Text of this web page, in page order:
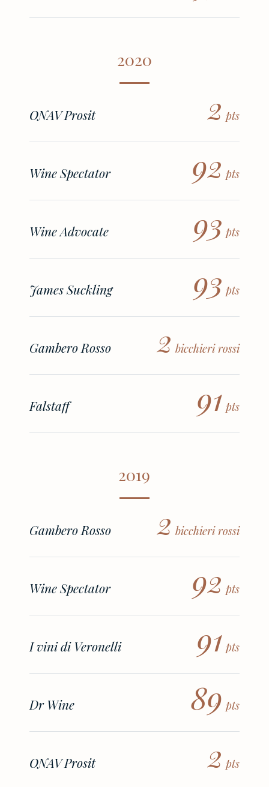
2020
ONAV Prosit 2 pts
Wine Spectator 92 pts
Wine Advocate 93 pts
James Suckling 93 pts
Gambero Rosso 2 bicchieri rossi
Falstaff 91 pts
2019
Gambero Rosso 2 bicchieri rossi
Wine Spectator 92 pts
I vini di Veronelli 91 pts
Dr Wine 89 pts
ONAV Prosit 2 pts